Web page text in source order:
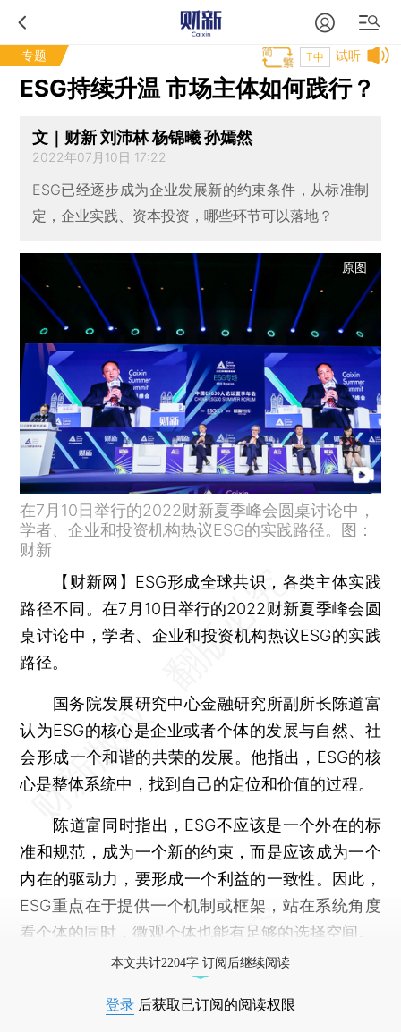
专题 试听
T中
ESG持续升温 市场主体如何践行？
文｜财新 刘沛林 杨锦曦 孙嫣然
2022年07月10日 17:22
ESG已经逐步成为企业发展新的约束条件，从标准制
定，企业实践、资本投资，哪些环节可以落地？
原图
在7月10日举行的2022财新夏季峰会圆桌讨论中，
学者、企业和投资机构热议ESG的实践路径。图：
财新
【财新网】 ESG形成全球共识，各类主体实践
路径不同。在7月10日举行的2022财新夏季峰会圆
桌讨论中，学者、企业和投资机构热议ESG的实践
路径。
国务院发展研究中心金融研究所副所长陈道富
认为ESG的核心是企业或者个体的发展与自然、社
会形成一个和谐的共荣的发展。他指出，ESG的核
心是整体系统中，找到自己的定位和价值的过程。
陈道富同时指出，ESG不应该是一个外在的标
准和规范，成为一个新的约束，而是应该成为一个
内在的驱动力，要形成一个利益的一致性。因此，
ESG重点在于提供一个机制或框架，站在系统角度
看个体的同时，微观个体也能有足够的选择空间。
本文共计2204字 订阅后继续阅读
登录 后获取已订阅的阅读权限